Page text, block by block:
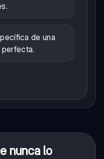
de una
nunca lo